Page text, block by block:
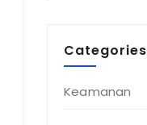
Categories
Keamanan